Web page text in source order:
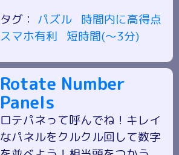
タグ： パズル
時間内に高得点
スマホ有利
短時間(～3分)
Rotate Number
Panels
ロテパネって呼んでね！キレイ
なパネルをクルクル回して数字